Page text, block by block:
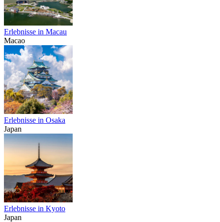
Erlebnisse in Macau
Macao
Erlebnisse in Osaka
Japan
Erlebnisse in Kyoto
Japan